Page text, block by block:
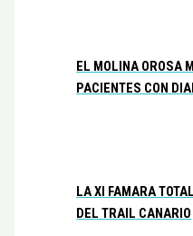
EL MOLINA OROSA
PACIENTES CON
LA XI FAMARA
DEL TRAIL CANARIO